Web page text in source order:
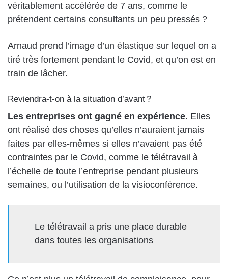
véritablement accélérée de 7 ans, comme le
prétendent certains consultants un peu pressés ?
Arnaud prend l’image d’un élastique sur lequel on a
tiré très fortement pendant le Covid, et qu’on est en
train de lâcher.
Reviendra-t-on à la situation d’avant ?
Les entreprises ont gagné en expérience. Elles
ont réalisé des choses qu’elles n’auraient jamais
faites par elles-mêmes si elles n’avaient pas été
contraintes par le Covid, comme le télétravail à
l’échelle de toute l’entreprise pendant plusieurs
semaines, ou l’utilisation de la visioconférence.
Le télétravail a pris une place durable
dans toutes les organisations